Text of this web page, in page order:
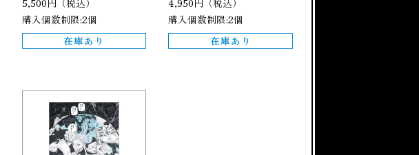
購入個数制限:2個
在庫あり
購入個数制限:2個
在庫あり